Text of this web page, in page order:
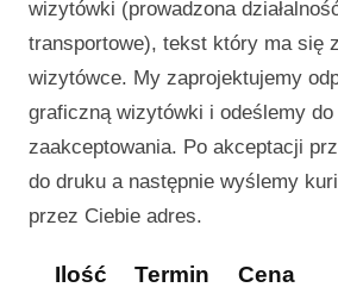
wizytówki (prowadzona
transportowe), tekst który ma się
wizytówce. My zaprojektujemy
graficzną wizytówki i odeślemy
zaakceptowania. Po akceptacji
do druku a następnie wyślemy
przez Ciebie adres.
Ilość Termin
Cena